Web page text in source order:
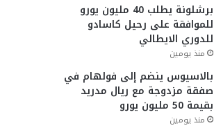
برشلونة يطلب 40 مليون يورو
للموافقة على رحيل كاسادو
للدوري الايطالي
منذ يومين
بالاسيوس ينضم إلى فولهام في
صفقة مزدوجة مع ريال مدريد
بقيمة 50 مليون يورو
منذ يومين